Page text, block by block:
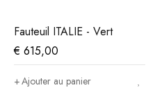
Fauteuil ITALIE - Vert
€ 615,00
Ajouter au panier